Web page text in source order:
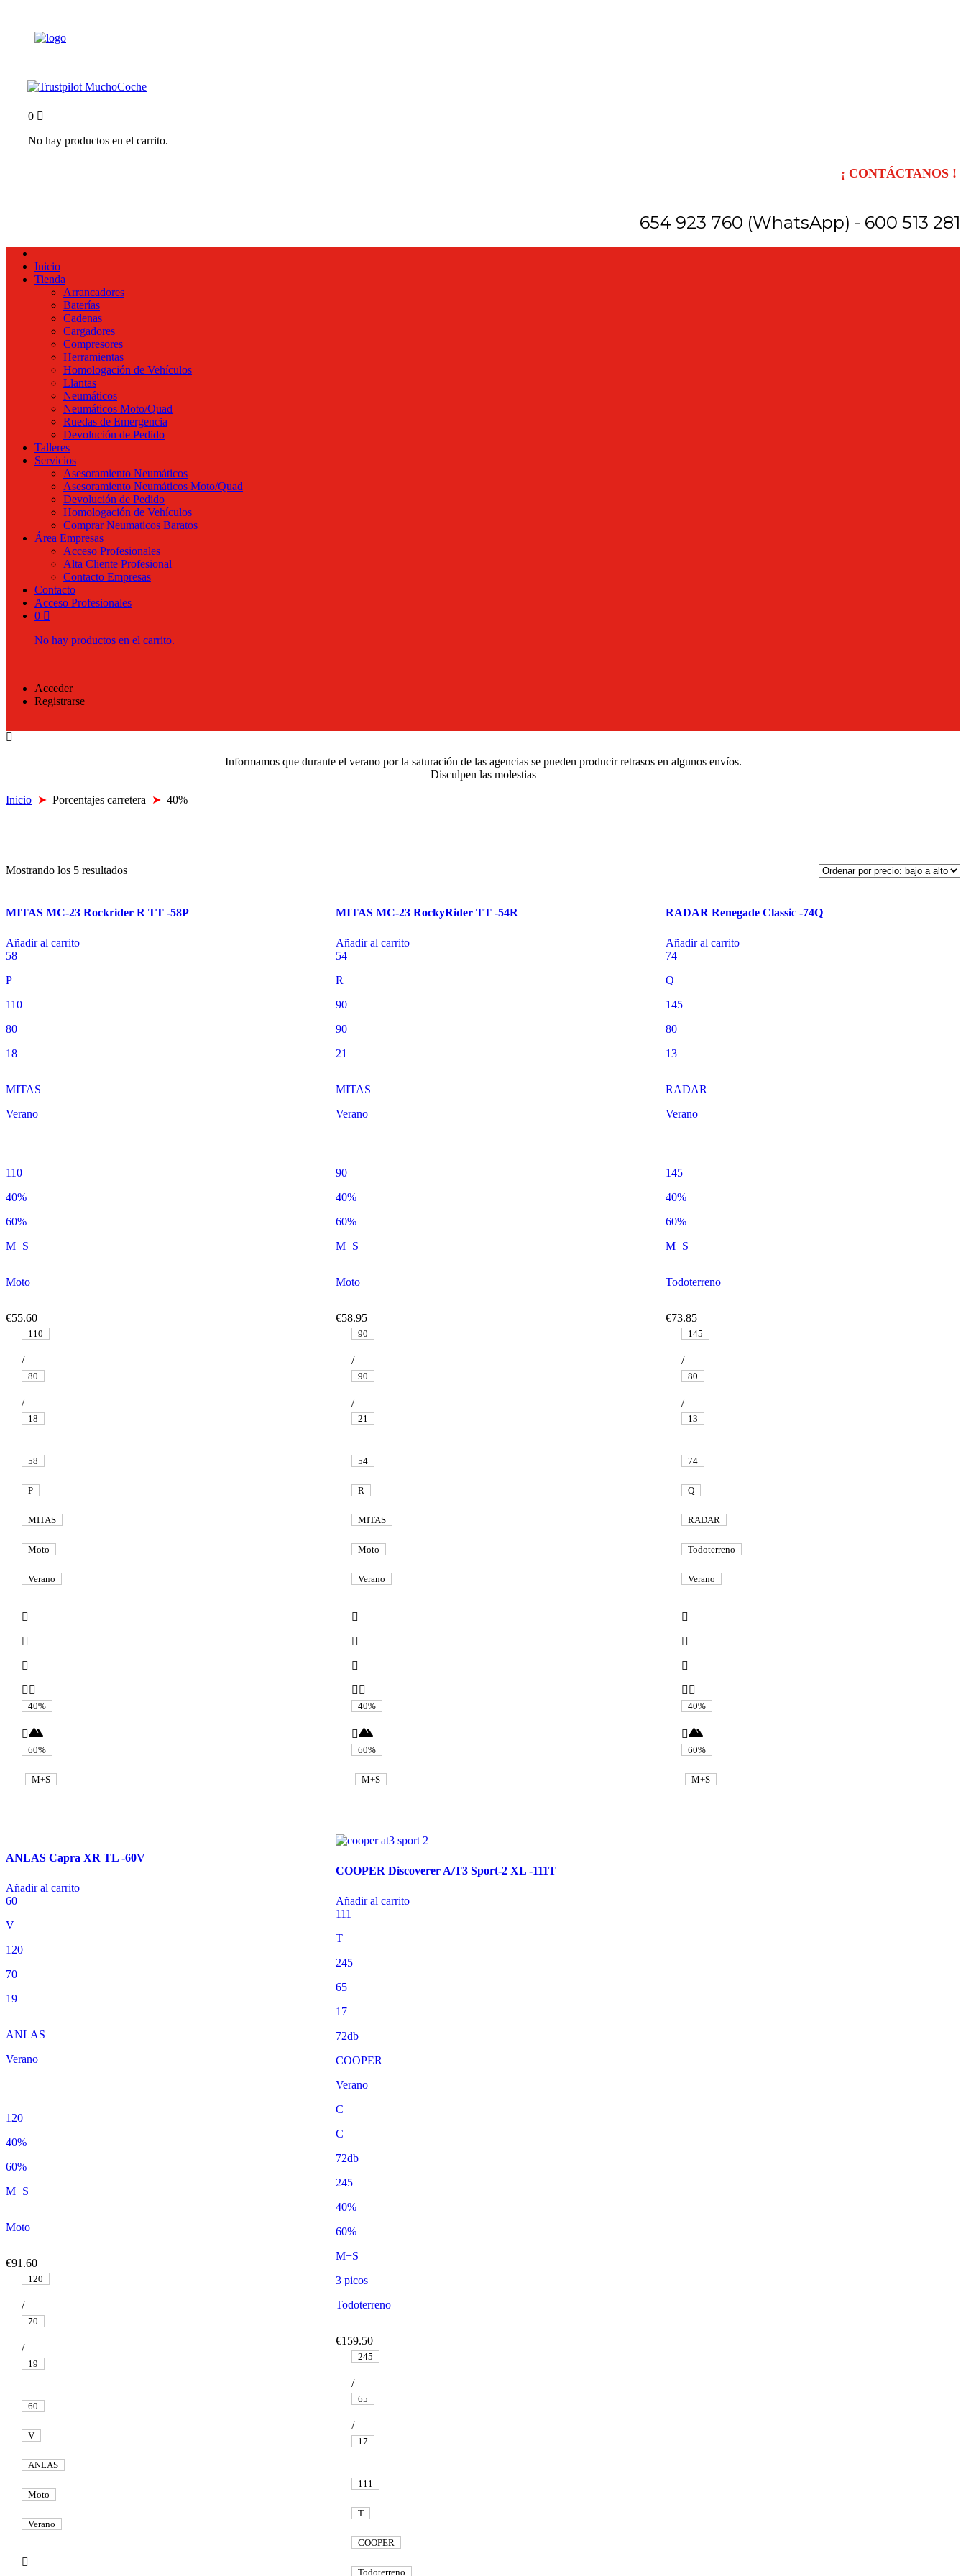
0
No hay productos en el carrito.
¡ CONTÁCTANOS !
654 923 760 (WhatsApp) - 600 513 281
Inicio
Tienda
Arrancadores
Baterías
Cadenas
Cargadores
Compresores
Herramientas
Homologación de Vehículos
Llantas
Neumáticos
Neumáticos Moto/Quad
Ruedas de Emergencia
Devolución de Pedido
Talleres
Servicios
Asesoramiento Neumáticos
Asesoramiento Neumáticos Moto/Quad
Devolución de Pedido
Homologación de Vehículos
Comprar Neumaticos Baratos
Área Empresas
Acceso Profesionales
Alta Cliente Profesional
Contacto Empresas
Contacto
Acceso Profesionales
0
No hay productos en el carrito.
Acceder
Registrarse
Informamos que durante el verano por la saturación de las agencias se pueden producir retrasos en algunos envíos.
Disculpen las molestias
Inicio ➤ Porcentajes carretera ➤ 40%
Mostrando los 5 resultados
MITAS MC-23 Rockrider R TT -58P
Añadir al carrito
58
P
110
80
18
MITAS
Verano
110
40%
60%
M+S
Moto
€55.60
110
/
80
/
18
58
P
MITAS
Moto
Verano
40%
60%
M+S
MITAS MC-23 RockyRider TT -54R
Añadir al carrito
54
R
90
90
21
MITAS
Verano
90
40%
60%
M+S
Moto
€58.95
90
/
90
/
21
54
R
MITAS
Moto
Verano
40%
60%
M+S
RADAR Renegade Classic -74Q
Añadir al carrito
74
Q
145
80
13
RADAR
Verano
145
40%
60%
M+S
Todoterreno
€73.85
145
/
80
/
13
74
Q
RADAR
Todoterreno
Verano
40%
60%
M+S
ANLAS Capra XR TL -60V
Añadir al carrito
60
V
120
70
19
ANLAS
Verano
120
40%
60%
M+S
Moto
€91.60
120
/
70
/
19
60
V
ANLAS
Moto
Verano
COOPER Discoverer A/T3 Sport-2 XL -111T
Añadir al carrito
111
T
245
65
17
72db
COOPER
Verano
C
C
72db
245
40%
60%
M+S
3 picos
Todoterreno
€159.50
245
/
65
/
17
111
T
COOPER
Todoterreno